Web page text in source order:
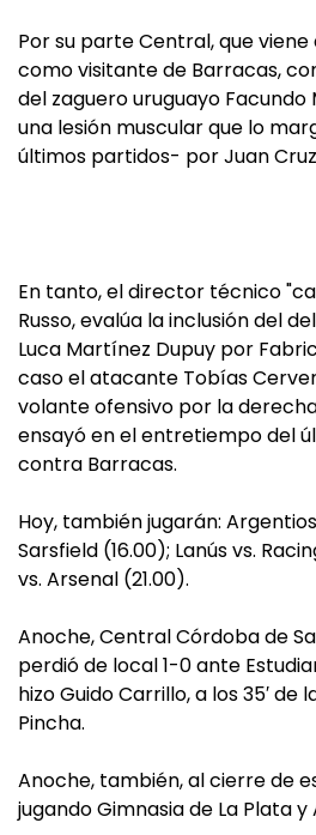
Por su parte Central, que
como visitante de Barracas,
del zaguero uruguayo
una lesión muscular que lo
últimos partidos- por Juan
En tanto, el director técnico
Russo, evalúa la inclusión del
Luca Martínez Dupuy por
caso el atacante Tobías
volante ofensivo por la
ensayó en el entretiempo del
contra Barracas.
Hoy, también jugarán:
Sarsfield (16.00); Lanús vs.
vs. Arsenal (21.00).
Anoche, Central Córdoba de
perdió de local 1-0 ante
hizo Guido Carrillo, a los 35′
Pincha.
Anoche, también, al cierre de
jugando Gimnasia de La Plata